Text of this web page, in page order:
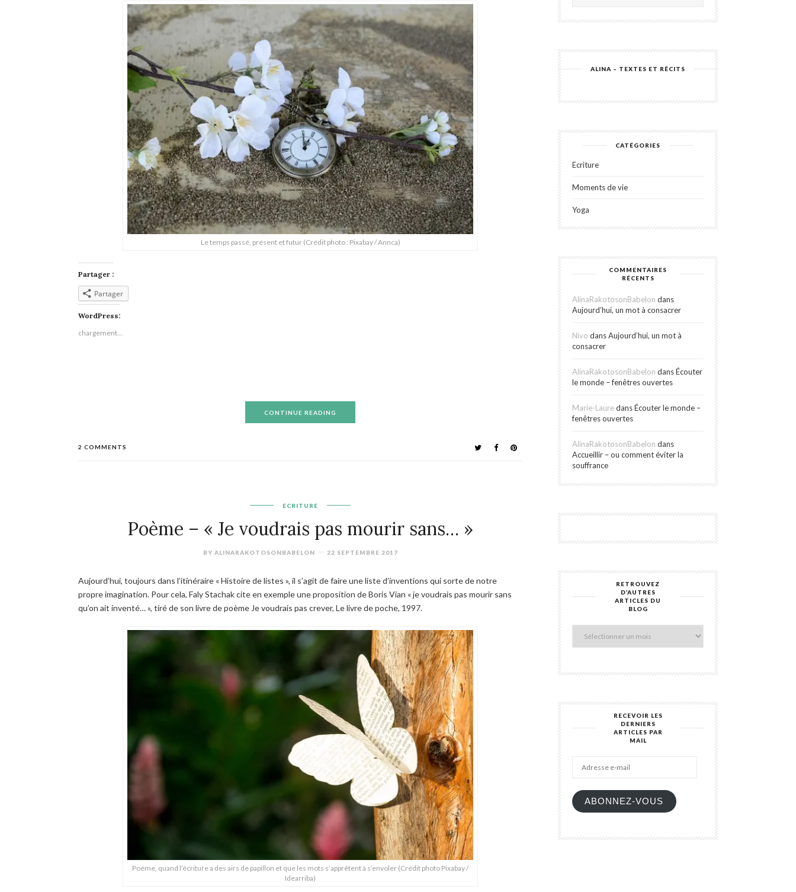
Le temps passé, présent et futur (Crédit photo : Pixabay / Annca)
Partager :
Partager
WordPress:
chargement…
CONTINUE READING
2 COMMENTS
ECRITURE
Poème – « Je voudrais pas mourir sans… »
BY ALINARAKOTOSONBABELON 22 SEPTEMBRE 2017
Aujourd’hui, toujours dans l’itinéraire « Histoire de listes », il s’agit de faire une liste d’inventions qui sorte de notre
propre imagination. Pour cela, Faly Stachak cite en exemple une proposition de Boris Vian « je voudrais pas mourir sans
qu’on ait inventé… », tiré de son livre de poème Je voudrais pas crever, Le livre de poche, 1997.
Poème, quand l’écriture a des airs de papillon et que les mots s’apprêtent à s’envoler (Crédit photo Pixabay /
Idearriba)
ALINA – TEXTES ET RÉCITS
CATÉGORIES
Ecriture
Moments de vie
Yoga
COMMENTAIRES
RÉCENTS
AlinaRakotosonBabelon dans
Aujourd’hui, un mot à consacrer
Nivo dansAujourd’hui, un mot à
consacrer
AlinaRakotosonBabelon dansÉcouter
le monde – fenêtres ouvertes
Marie-LauredansÉcouter le monde –
fenêtres ouvertes
AlinaRakotosonBabelon dans
Accueillir – ou comment éviter la
souffrance
RETROUVEZ
D’AUTRES
ARTICLES DU
BLOG
Retrouvez
d’autres
articles
blog
RECEVOIR LES
DERNIERS
ARTICLES PAR
MAIL
Adresse
mail
ABONNEZ-VOUS